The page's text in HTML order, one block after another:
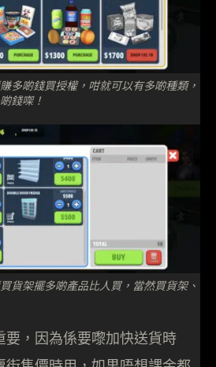
多啲錢買授權，咁就可以有多啲種類，
錢㗎！
貨架擺多啲產品比人買，當然買貨架、
要，因為係要嚟加快送貨時